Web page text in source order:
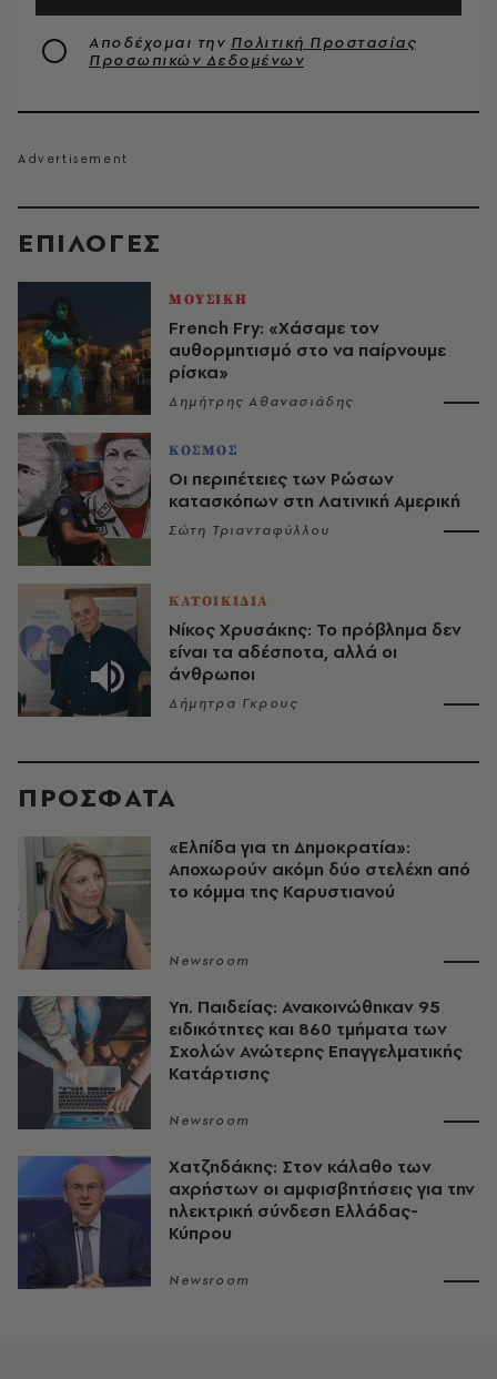
EΠΙΛΟΓΈΣ
ΜΟΥΣΙΚΗ
French Fry: «Χάσαμε τον
αυθορμητισμό στο να παίρνουμε
ρίσκα»
Δημήτρης Αθανασιάδης
ΚΟΣΜΟΣ
Οι περιπέτειες των Ρώσων
κατασκόπων στη Λατινική Αμερική
Σώτη Τριανταφύλλου
ΚΑΤΟΙΚΙΔΙΑ
Νίκος Χρυσάκης: Το πρόβλημα δεν
είναι τα αδέσποτα, αλλά οι
άνθρωποι
Δήμητρα Γκρους
Αποδέχομαι την Πολιτική Προστασίας
Προσωπικών Δεδομένων
ΠΡΟΣΦΑΤΑ
«Ελπίδα για τη Δημοκρατία»:
Αποχωρούν ακόμη δύο στελέχη από
το κόμμα της Καρυστιανού
Newsroom
Υπ. Παιδείας: Ανακοινώθηκαν 95
ειδικότητες και 860 τμήματα των
Σχολών Ανώτερης Επαγγελματικής
Κατάρτισης
Newsroom
Χατζηδάκης: Στον κάλαθο των
αχρήστων οι αμφισβητήσεις για την
ηλεκτρική σύνδεση Ελλάδας-
Κύπρου
Newsroom